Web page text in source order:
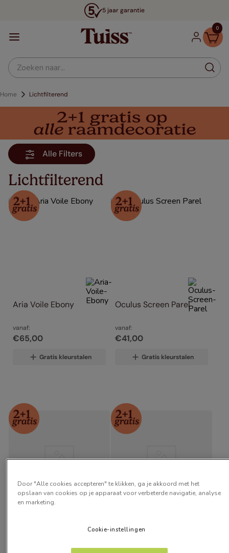
5 jaar garantie
0
Zoeken naar...
Lichtfilterend
Alle Filters
Lichtfilterend
Aria Voile Ebony
vanaf:
€65,00
Gratis kleurstalen
Oculus Screen Parel
vanaf:
€41,00
Gratis kleurstalen
Door "Alle cookies accepteren" te klikken, ga je akkoord met het
opslaan van cookies op je apparaat voor verbeterde navigatie, analyse
en marketing.
Cookie-instellingen